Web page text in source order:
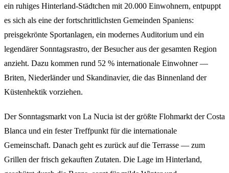
ein ruhiges Hinterland-Städtchen mit 20.000 Einwohnern, entpuppt
es sich als eine der fortschrittlichsten Gemeinden Spaniens:
preisgekrönte Sportanlagen, ein modernes Auditorium und ein
legendärer Sonntagsrastro, der Besucher aus der gesamten Region
anzieht. Dazu kommen rund 52 % internationale Einwohner —
Briten, Niederländer und Skandinavier, die das Binnenland der
Küstenhektik vorziehen.
Der Sonntagsmarkt von La Nucia ist der größte Flohmarkt der Costa
Blanca und ein fester Treffpunkt für die internationale
Gemeinschaft. Danach geht es zurück auf die Terrasse — zum
Grillen der frisch gekauften Zutaten. Die Lage im Hinterland,